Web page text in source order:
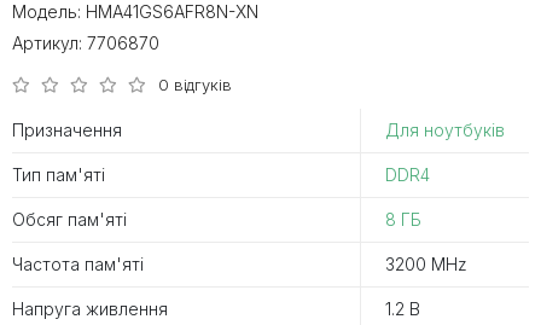
Модель: HMA41GS6AFR8N-XN
Артикул: 7706870
0 відгуків
Призначення Для ноутбуків
Тип пам'яті DDR4
Обсяг пам'яті 8 ГБ
Частота пам'яті 3200 MHz
Напруга живлення 1.2 В